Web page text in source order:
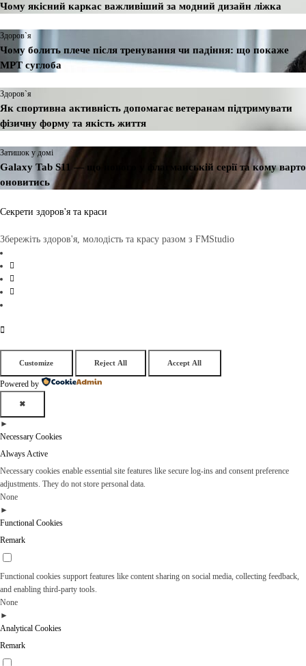
Чому якісний каркас важливіший за модний дизайн ліжка
Здоров`я
Чому болить плече після тренування чи падіння: що покаже
МРТ суглоба
Здоров`я
Як спортивна активність допомагає ветеранам підтримувати
фізичну форму та якість життя
Затишок у домі
Galaxy Tab S11 — що нового у флагманській серії та кому варто
оновитись
Секрети здоров'я та краси
Збережіть здоров'я, молодість та красу разом з FMStudio
Customize Reject All Accept All
Powered by
✖
►
Necessary Cookies
Always Active
Necessary cookies enable essential site features like secure log-ins and consent preference
adjustments. They do not store personal data.
None
►
Functional Cookies
Remark
Functional cookies support features like content sharing on social media, collecting feedback,
and enabling third-party tools.
None
►
Analytical Cookies
Remark